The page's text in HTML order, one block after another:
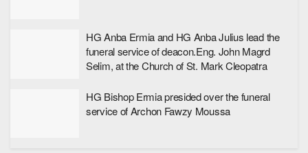
HG Anba Ermia and HG Anba Julius lead the
funeral service of deacon.Eng. John Magrd
Selim, at the Church of St. Mark Cleopatra
HG Bishop Ermia presided over the funeral
service of Archon Fawzy Moussa